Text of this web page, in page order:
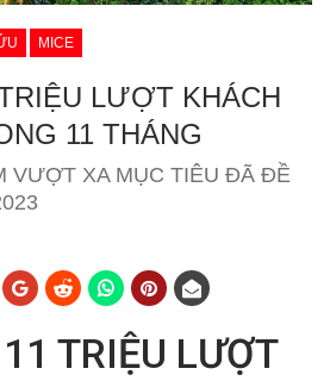
MICE
LƯỢT KHÁCH
11 THÁNG
VƯỢT XA MỤC TIÊU ĐÃ ĐỀ
TRIỆU LƯỢT